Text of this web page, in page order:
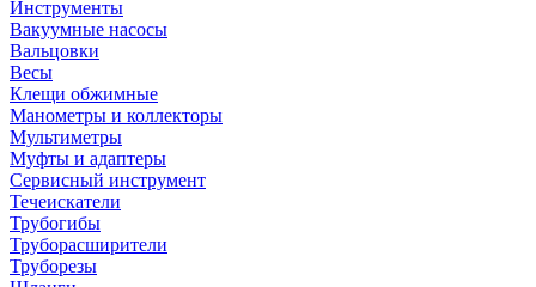
Инструменты
Вакуумные насосы
Вальцовки
Весы
Клещи обжимные
Манометры и коллекторы
Мультиметры
Муфты и адаптеры
Сервисный инструмент
Течеискатели
Трубогибы
Труборасширители
Труборезы